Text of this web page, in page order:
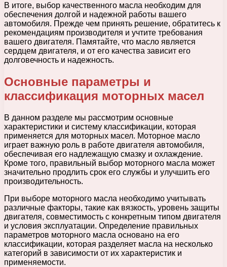
В итоге, выбор качественного масла необходим для
обеспечения долгой и надежной работы вашего
автомобиля. Прежде чем принять решение, обратитесь к
рекомендациям производителя и учтите требования
вашего двигателя. Памятайте, что масло является
сердцем двигателя, и от его качества зависит его
долговечность и надежность.
Основные параметры и
классификация моторных масел
В данном разделе мы рассмотрим основные
характеристики и систему классификации, которая
применяется для моторных масел. Моторное масло
играет важную роль в работе двигателя автомобиля,
обеспечивая его надлежащую смазку и охлаждение.
Кроме того, правильный выбор моторного масла может
значительно продлить срок его службы и улучшить его
производительность.
При выборе моторного масла необходимо учитывать
различные факторы, такие как вязкость, уровень защиты
двигателя, совместимость с конкретным типом двигателя
и условия эксплуатации. Определение правильных
параметров моторного масла основано на его
классификации, которая разделяет масла на несколько
категорий в зависимости от их характеристик и
применяемости.